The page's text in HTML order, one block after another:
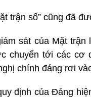
trận số” cũng đã
sát của Mặt
chuyển tới các cơ
chính đáng rơi
định của Đảng